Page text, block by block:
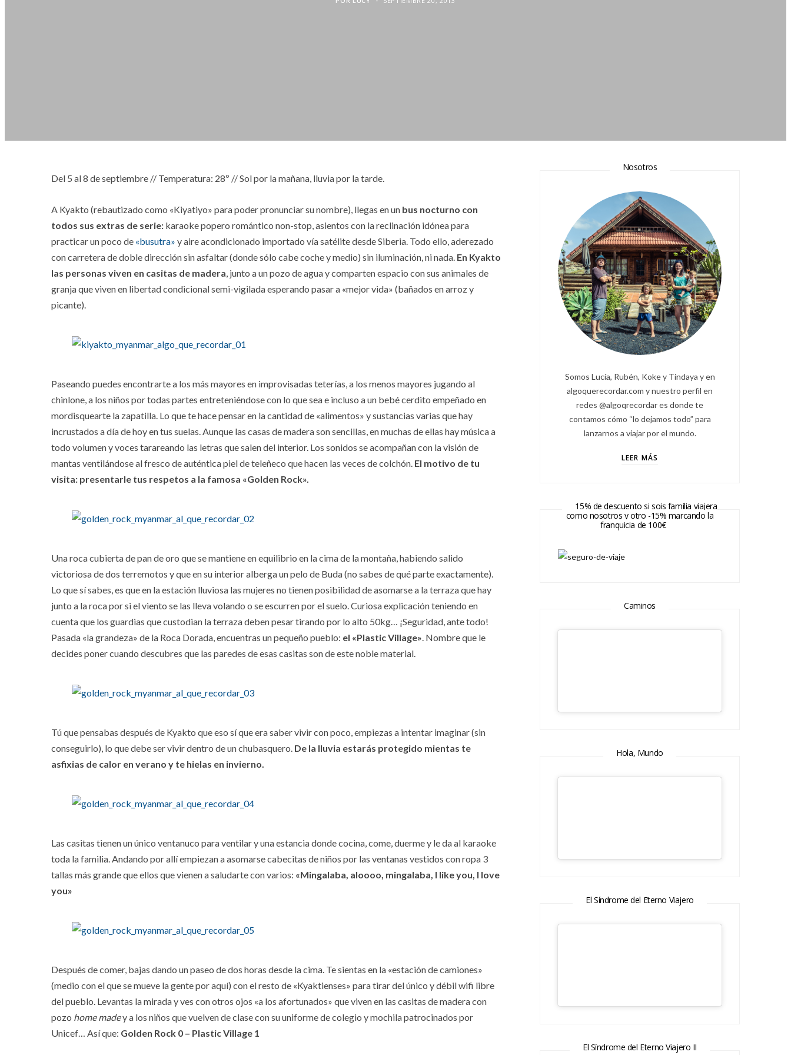
Del 5 al 8 de septiembre // Temperatura: 28º // Sol por la mañana, lluvia por la tarde.
A Kyakto (rebautizado como «Kiyatiyo» para poder pronunciar su nombre), llegas en un bus nocturno con
todos sus extras de serie: karaoke popero romántico non-stop, asientos con la reclinación idónea para
practicar un poco de «busutra» y aire acondicionado importado vía satélite desde Siberia. Todo ello, aderezado
con carretera de doble dirección sin asfaltar (donde sólo cabe coche y medio) sin iluminación, ni nada. En Kyakto
las personas viven en casitas de madera, junto a un pozo de agua y comparten espacio con sus animales de
granja que viven en libertad condicional semi-vigilada esperando pasar a «mejor vida» (bañados en arroz y
picante).
Paseando puedes encontrarte a los más mayores en improvisadas teterías, a los menos mayores jugando al
chinlone, a los niños por todas partes entreteniéndose con lo que sea e incluso a un bebé cerdito empeñado en
mordisquearte la zapatilla. Lo que te hace pensar en la cantidad de «alimentos» y sustancias varias que hay
incrustados a día de hoy en tus suelas. Aunque las casas de madera son sencillas, en muchas de ellas hay música a
todo volumen y voces tarareando las letras que salen del interior. Los sonidos se acompañan con la visión de
mantas ventilándose al fresco de auténtica piel de teleñeco que hacen las veces de colchón. El motivo de tu
visita: presentarle tus respetos a la famosa «Golden Rock».
Una roca cubierta de pan de oro que se mantiene en equilibrio en la cima de la montaña, habiendo salido
victoriosa de dos terremotos y que en su interior alberga un pelo de Buda (no sabes de qué parte exactamente).
Lo que sí sabes, es que en la estación lluviosa las mujeres no tienen posibilidad de asomarse a la terraza que hay
junto a la roca por si el viento se las lleva volando o se escurren por el suelo. Curiosa explicación teniendo en
cuenta que los guardias que custodian la terraza deben pesar tirando por lo alto 50kg… ¡Seguridad, ante todo!
Pasada «la grandeza» de la Roca Dorada, encuentras un pequeño pueblo: el «Plastic Village». Nombre que le
decides poner cuando descubres que las paredes de esas casitas son de este noble material.
Tú que pensabas después de Kyakto que eso sí que era saber vivir con poco, empiezas a intentar imaginar (sin
conseguirlo), lo que debe ser vivir dentro de un chubasquero. De la lluvia estarás protegido mientas te
asfixias de calor en verano y te hielas en invierno.
Las casitas tienen un único ventanuco para ventilar y una estancia donde cocina, come, duerme y le da al karaoke
toda la familia. Andando por allí empiezan a asomarse cabecitas de niños por las ventanas vestidos con ropa 3
tallas más grande que ellos que vienen a saludarte con varios: «Mingalaba, aloooo, mingalaba, I like you, I love
you»
Después de comer, bajas dando un paseo de dos horas desde la cima. Te sientas en la «estación de camiones»
(medio con el que se mueve la gente por aquí) con el resto de «Kyaktienses» para tirar del único y débil wifi libre
del pueblo. Levantas la mirada y ves con otros ojos «a los afortunados» que viven en las casitas de madera con
pozo home madey a los niños que vuelven de clase con su uniforme de colegio y mochila patrocinados por
Unicef… Así que: Golden Rock 0 – Plastic Village 1
Nosotros
Somos Lucía, Rubén, Koke y Tindaya y en
algoquerecordar.com y nuestro perfil en
redes @algoqrecordar es donde te
contamos cómo “lo dejamos todo” para
lanzarnos a viajar por el mundo.
LEER MÁS
15% de descuento si sois familia viajera
como nosotros y otro -15% marcando la
franquicia de 100€
Caminos
Hola, Mundo
El Síndrome del Eterno Viajero
El Síndrome del Eterno Viajero II